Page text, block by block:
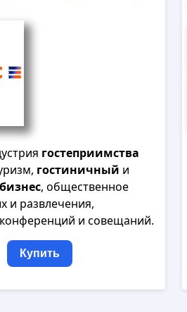
гостеприимства
гостиничный и
бизнес, общественное
и развлечения,
и совещаний.
Купить